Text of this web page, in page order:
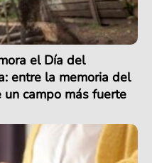
el Día del
entre la memoria del
campo más fuerte